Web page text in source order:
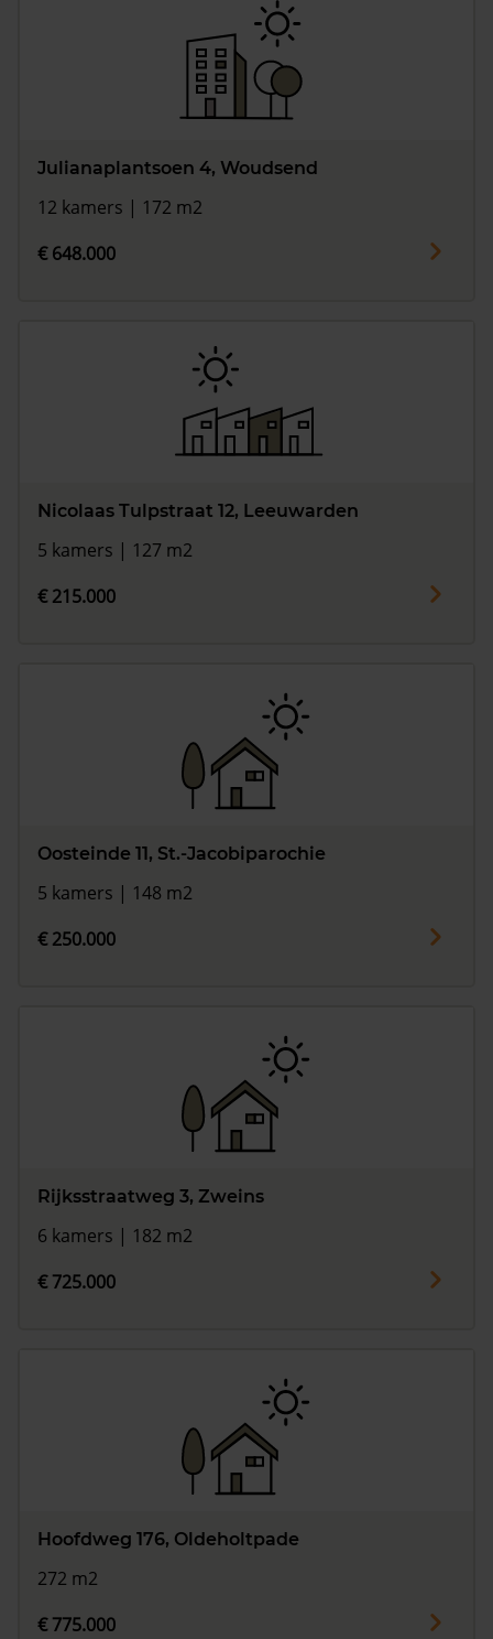
Julianaplantsoen 4, Woudsend
12 kamers | 172 m2
€ 648.000
Nicolaas Tulpstraat 12, Leeuwarden
5 kamers | 127 m2
€ 215.000
Oosteinde 11, St.-Jacobiparochie
5 kamers | 148 m2
€ 250.000
Rijksstraatweg 3, Zweins
6 kamers | 182 m2
€ 725.000
Hoofdweg 176, Oldeholtpade
272 m2
€ 775.000